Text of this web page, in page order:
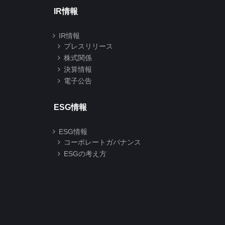
IR情報
IR情報
プレスリリース
株式関係
決算情報
電子公告
ESG情報
ESG情報
コーポレートガバナンス
ESGの考え方